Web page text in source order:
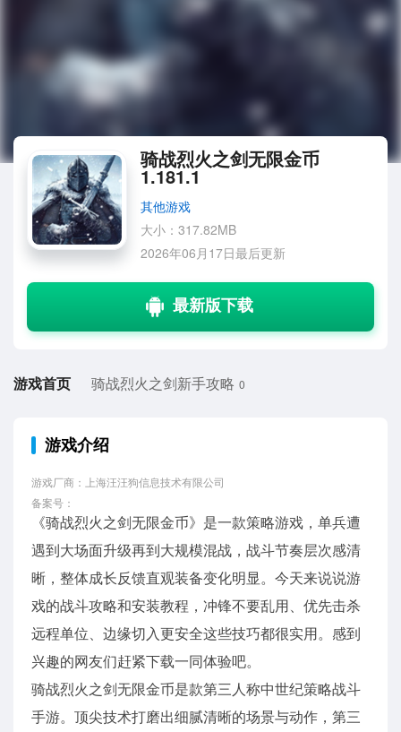
骑战烈火之剑无限金币
1.181.1
其他游戏
大小：317.82MB
2026年06月17日最后更新
游戏首页 骑战烈火之剑新手攻略 0
游戏介绍
游戏厂商：上海汪汪狗信息技术有限公司
备案号：
《骑战烈火之剑无限金币》是一款策略游戏，单兵遭
遇到大场面升级再到大规模混战，战斗节奏层次感清
晰，整体成长反馈直观装备变化明显。今天来说说游
戏的战斗攻略和安装教程，冲锋不要乱用、优先击杀
远程单位、边缘切入更安全这些技巧都很实用。感到
兴趣的网友们赶紧下载一同体验吧。
骑战烈火之剑无限金币是款第三人称中世纪策略战斗
手游。顶尖技术打磨出细腻清晰的场景与动作，第三